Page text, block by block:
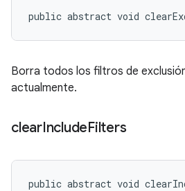
public abstract void
Borra todos los filtros de
actualmente.
clearIncludeFilters
public abstract void